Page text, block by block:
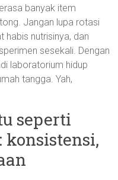
banyak item
Jangan lupa rotasi
habis nutrisinya, dan
sesekali. Dengan
laboratorium hidup
tangga. Yah,
seperti